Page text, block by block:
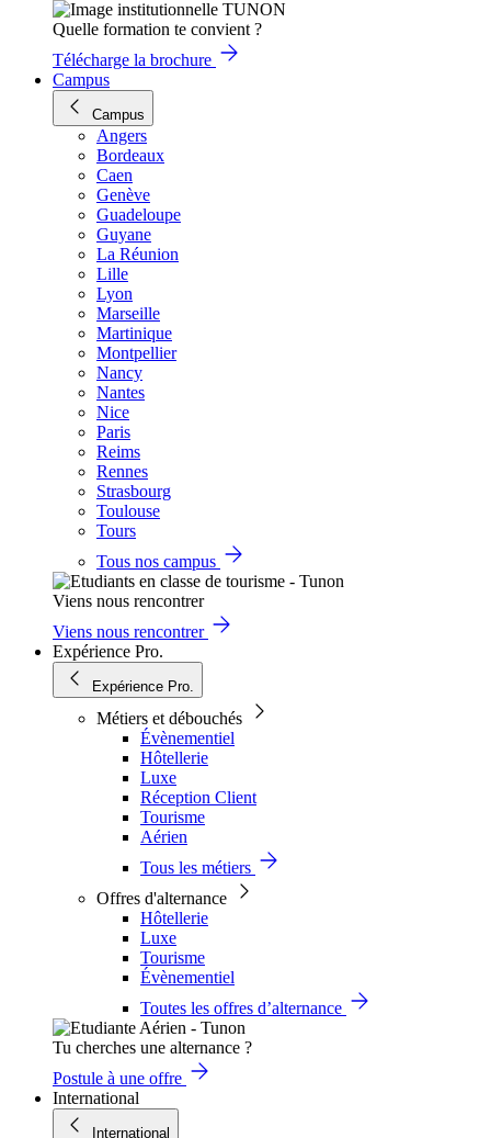
Quelle formation te convient ?
Télécharge la brochure
Campus
Campus
Angers
Bordeaux
Caen
Genève
Guadeloupe
Guyane
La Réunion
Lille
Lyon
Marseille
Martinique
Montpellier
Nancy
Nantes
Nice
Paris
Reims
Rennes
Strasbourg
Toulouse
Tours
Tous nos campus
Viens nous rencontrer
Viens nous rencontrer
Expérience Pro.
Expérience Pro.
Métiers et débouchés
Évènementiel
Hôtellerie
Luxe
Réception Client
Tourisme
Aérien
Tous les métiers
Offres d'alternance
Hôtellerie
Luxe
Tourisme
Évènementiel
Toutes les offres d’alternance
Tu cherches une alternance ?
Postule à une offre
International
International